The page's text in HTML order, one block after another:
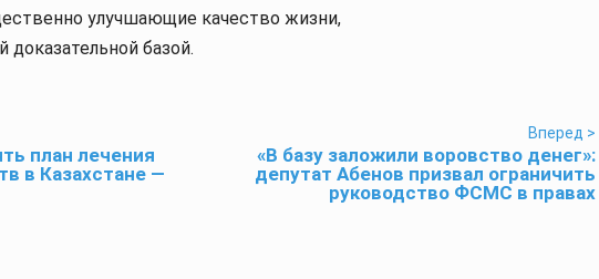
улучшающие качество жизни,
доказательной базой.
план лечения
в Казахстане —
Вперед >
«В базу заложили воровство денег»:
депутат Абенов призвал ограничить
руководство ФСМС в правах